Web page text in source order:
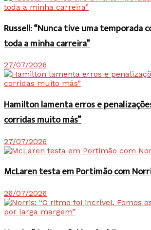
Russell: “Nunca tive uma temporada
toda a minha carreira”
27/07/2026
Hamilton lamenta erros e
corridas muito más”
27/07/2026
McLaren testa em Portimão com
26/07/2026